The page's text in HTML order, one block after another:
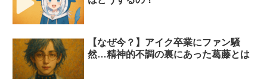
【なぜ今？】アイク卒業にファン騒
然…精神的不調の裏にあった葛藤とは